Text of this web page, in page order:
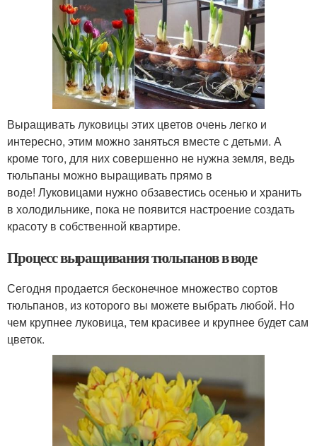
Выращивать луковицы этих цветов очень легко и
интересно, этим можно заняться вместе с детьми. А
кроме того, для них совершенно не нужна земля, ведь
тюльпаны можно выращивать прямо в
воде! Луковицами нужно обзавестись осенью и хранить
в холодильнике, пока не появится настроение создать
красоту в собственной квартире.
Процесс выращивания тюльпанов в воде
Сегодня продается бесконечное множество сортов
тюльпанов, из которого вы можете выбрать любой. Но
чем крупнее луковица, тем красивее и крупнее будет сам
цветок.